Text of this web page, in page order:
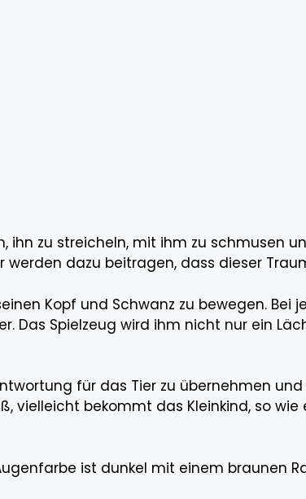
ihn zu streicheln, mit ihm zu schmusen
dazu beitragen, dass dieser
Kopf und Schwanz zu bewegen. Bei
Das Spielzeug wird ihm nicht nur ein
für das Tier zu übernehmen und
vielleicht bekommt das Kleinkind, so wie
ist dunkel mit einem braunen